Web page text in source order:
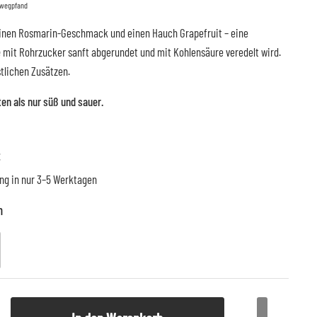
Rosmarin-Geschmack und einen Hauch Grapefruit – eine
Rohrzucker sanft abgerundet und mit Kohlensäure veredelt wird.
Zusätzen.
als nur süß und sauer.
in nur 3–5 Werktagen